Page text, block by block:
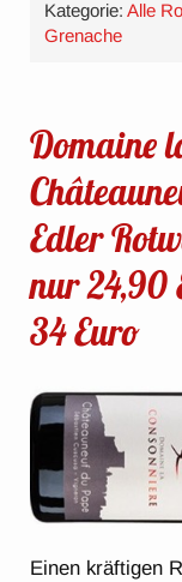
Kategorie:Alle
Grenache
Domaine
Edler
nur 24,90
34 Euro
Einen kräftigen